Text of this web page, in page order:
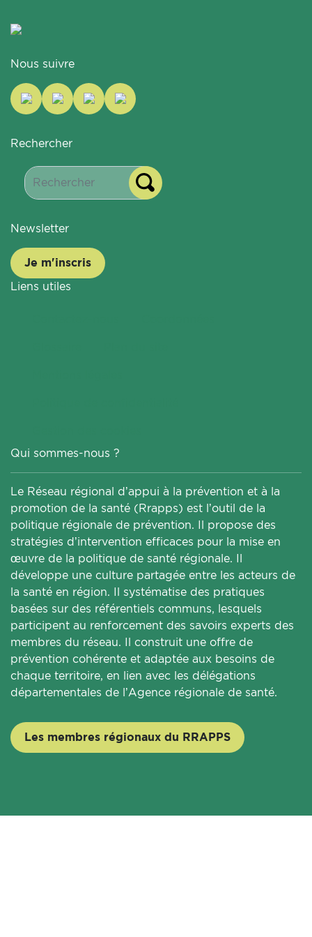
Nous suivre
Rechercher
Newsletter
Je m'inscris
Liens utiles
Qui sommes-nous ?
Le Réseau régional d’appui à la prévention et à la
promotion de la santé (Rrapps) est l’outil de la
politique régionale de prévention. Il propose des
stratégies d’intervention efficaces pour la mise en
œuvre de la politique de santé régionale. Il
développe une culture partagée entre les acteurs de
la santé en région. Il systématise des pratiques
basées sur des référentiels communs, lesquels
participent au renforcement des savoirs experts des
membres du réseau. Il construit une offre de
prévention cohérente et adaptée aux besoins de
chaque territoire, en lien avec les délégations
départementales de l’Agence régionale de santé.
Les membres régionaux du RRAPPS